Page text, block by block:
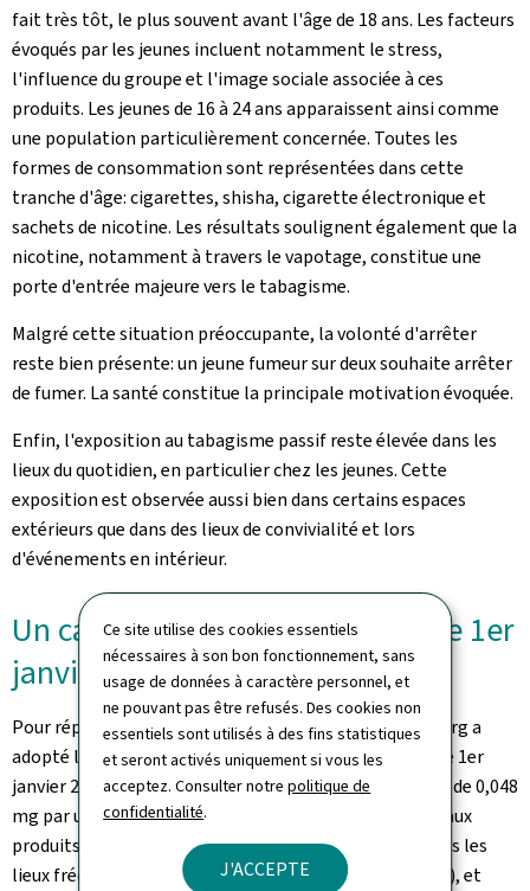
Ce site utilise des cookies essentiels
nécessaires à son bon fonctionnement, sans
usage de données à caractère personnel, et
ne pouvant pas être refusés. Des cookies non
essentiels sont utilisés à des fins statistiques
et seront activés uniquement si vous les
acceptez. Consulter notrepolitique de
confidentialité.
J'ACCEPTE
fait très tôt, le plus souvent avant l'âge de 18 ans. Les facteurs
évoqués par les jeunes incluent notamment le stress,
l'influence du groupe et l'image sociale associée à ces
produits. Les jeunes de 16 à 24 ans apparaissent ainsi comme
une population particulièrement concernée. Toutes les
formes de consommation sont représentées dans cette
tranche d'âge: cigarettes, shisha, cigarette électronique et
sachets de nicotine. Les résultats soulignent également que la
nicotine, notamment à travers le vapotage, constitue une
porte d'entrée majeure vers le tabagisme.
Malgré cette situation préoccupante, la volonté d'arrêter
reste bien présente: un jeune fumeur sur deux souhaite arrêter
de fumer. La santé constitue la principale motivation évoquée.
Enfin, l'exposition au tabagisme passif reste élevée dans les
lieux du quotidien, en particulier chez les jeunes. Cette
exposition est observée aussi bien dans certains espaces
extérieurs que dans des lieux de convivialité et lors
d'événements en intérieur.
Un cadre légal renforcé depuis le 1er
janvier 2026
Pour répondre à certains de ces constats, le Luxembourg a
adopté la loi du 28 novembre 2025, entrée en vigueur le 1er
janvier 2026. Elle fixe une teneur maximale en nicotine de 0,048
mg par unité pour les sachets de nicotine et les nouveaux
produits nicotiniques, interdit leur consommation dans les
lieux fréquentés par les jeunes (écoles, terrains de jeux), et